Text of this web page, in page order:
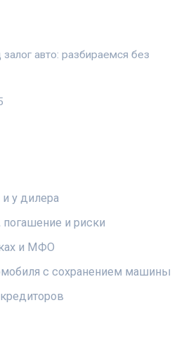
авто: разбираемся без
у дилера
и риски
и МФО
с сохранением машины